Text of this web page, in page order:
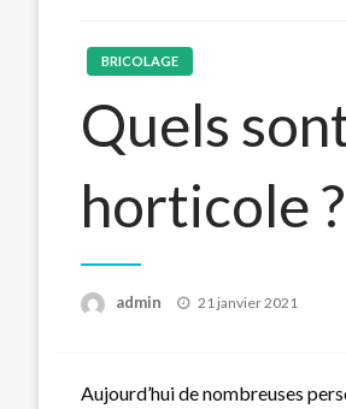
BRICOLAGE
Quels
horticole ?
admin
Posted
21 janvier 2021
Aujourd’hui de nombreuses